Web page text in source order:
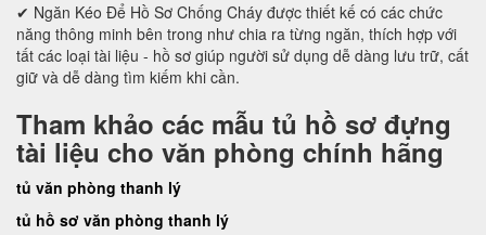
✔ Ngăn Kéo Để Hồ Sơ Chống Cháy được thiết kế có các chức
năng thông minh bên trong như chia ra từng ngăn, thích hợp với
tất các loại tài liệu - hồ sơ giúp người sử dụng dễ dàng lưu trữ, cất
giữ và dễ dàng tìm kiếm khi cần.
Tham khảo các mẫu tủ hồ sơ đựng
tài liệu cho văn phòng chính hãng
tủ văn phòng thanh lý
tủ hồ sơ văn phòng thanh lý